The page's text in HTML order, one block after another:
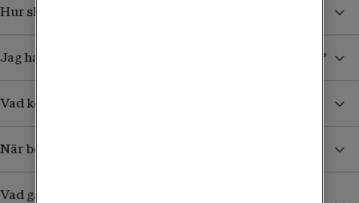
Hur skyddar jag mig från höga kostnader i utlandet?
Jag har köpt ett datapaket. Hur vet jag när det tar slut?
Vad kostar det att ta emot sms/mms från Sverige?
När börjar jag betala för surf och samtal i utlandet?
Vad gäller utomlands om jag har ett äldre obegränsat